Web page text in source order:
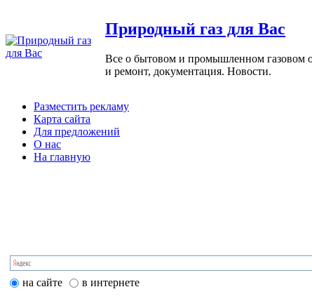
Природный газ для Вас
Все о бытовом и промышленном газовом
и ремонт, документация. Новости.
Разместить рекламу
Карта сайта
Для предложений
О нас
На главную
на сайте в интернете